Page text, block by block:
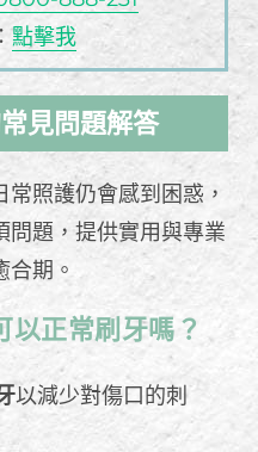
點擊我
見問題解答
照護仍會感到困惑，
問題，提供實用與專業
期。
正常刷牙嗎？
以減少對傷口的刺